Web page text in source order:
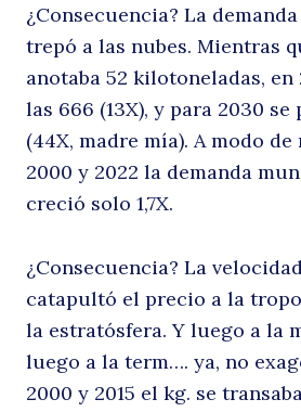
¿Consecuencia? La
trepó a las nubes. Mientras
anotaba 52 kilotoneladas,
las 666 (13X), y para 2030
(44X, madre mía). A modo
2000 y 2022 la demanda
creció solo 1,7X.
¿Consecuencia? La
catapultó el precio a la
la estratósfera. Y luego a la
luego a la term…. ya, no
2000 y 2015 el kg. se